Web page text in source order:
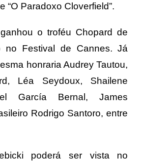
“O Paradoxo Cloverfield”.
o troféu Chopard de
no Festival de Cannes. Já
honraria Audrey Tautou,
Léa Seydoux, Shailene
García Bernal, James
Rodrigo Santoro, entre
poderá ser vista no